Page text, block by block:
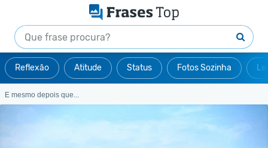
Reflexão Atitude Status Fotos Sozinha
E mesmo depois que...